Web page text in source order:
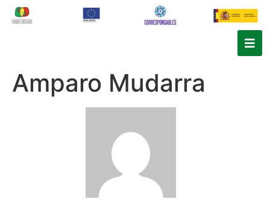
Amparo Mudarra